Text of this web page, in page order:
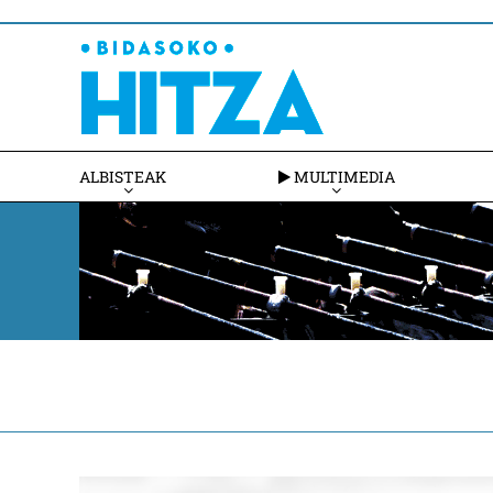
ALBISTEAK MULTIMEDIA